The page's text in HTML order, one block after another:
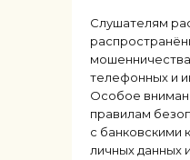
Слушателям
телефонных и
Особое
правилам
с банковскими
личных данных